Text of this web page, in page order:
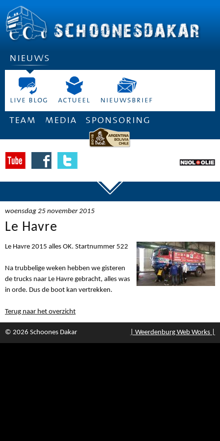
nieuws
live blog actueel nieuwsbrief
team media sponsoring
woensdag 25 november 2015
Le Havre
Le Havre 2015 alles OK. Startnummer 522
Na trubbelige weken hebben we gisteren
de trucks naar Le Havre gebracht, alles was
in orde. Dus de boot kan vertrekken.
Terug naar het overzicht
© 2026 Schoones Dakar | Weerdenburg Web Works |